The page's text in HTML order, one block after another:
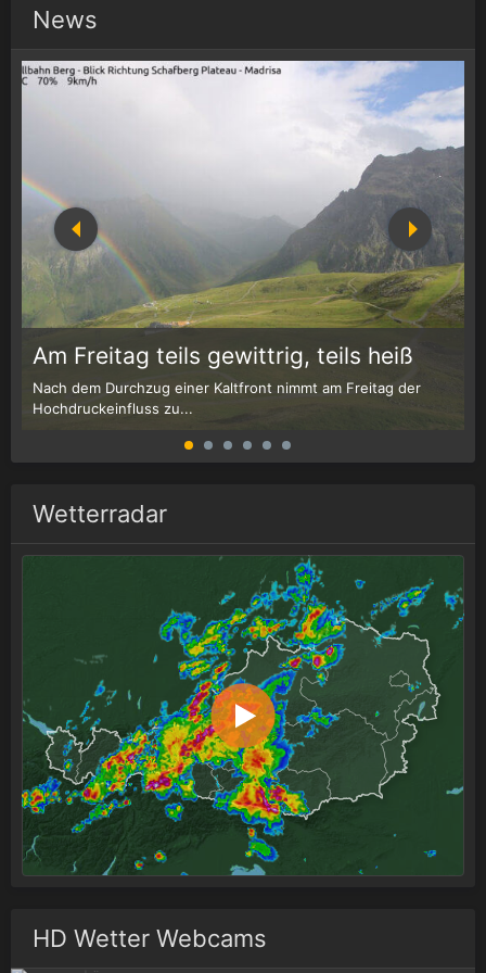
News
Am Freitag teils gewittrig, teils heiß
Nach dem Durchzug einer Kaltfront nimmt am Freitag der
Hochdruckeinfluss zu...
Wetterradar
HD Wetter Webcams